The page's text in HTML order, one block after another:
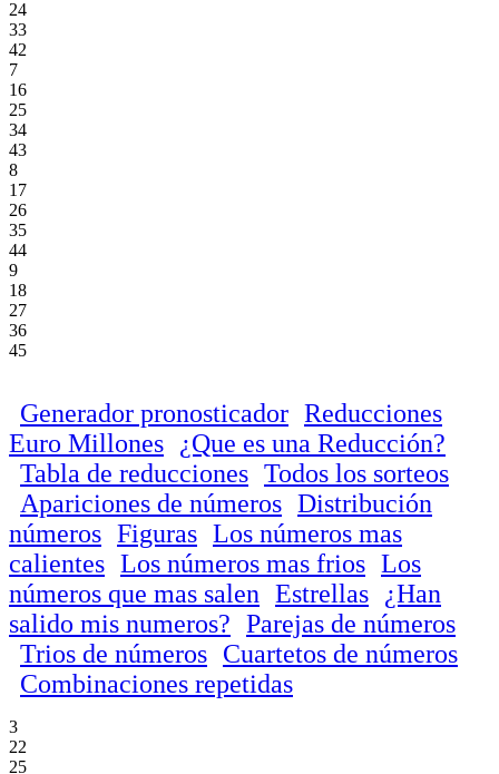
24
33
42
7
16
25
34
43
8
17
26
35
44
9
18
27
36
45
Generador pronosticador Reducciones
Euro Millones
¿Que es una Reducción?
Tabla de reducciones Todos los sorteos
Apariciones de números Distribución
números Figuras Los números mas
calientes Los números mas frios Los
números que mas salen Estrellas
¿Han
salido mis numeros? Parejas de números
Trios de números Cuartetos de números
Combinaciones repetidas
3
22
25